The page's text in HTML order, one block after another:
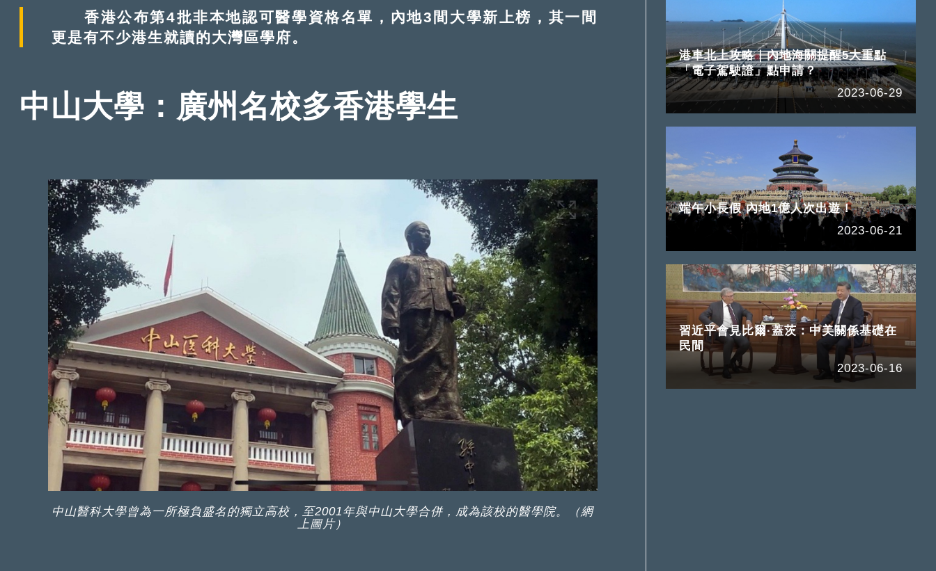
香港公布第4批非本地認可醫學資格名單，內地3間大學新上榜，其一間
更是有不少港生就讀的大灣區學府。
中山大學：廣州名校多香港學生
中山醫科大學曾為一所極負盛名的獨立高校，至2001年與中山大學合併，成為該校的醫學院。（網
上圖片）
港車北上攻略｜內地海關提醒5大重點
「電子駕駛證」點申請？
2023-06-29
端午小長假 內地1億人次出遊！
2023-06-21
習近平會見比爾·蓋茨：中美關係基礎在
民間
2023-06-16